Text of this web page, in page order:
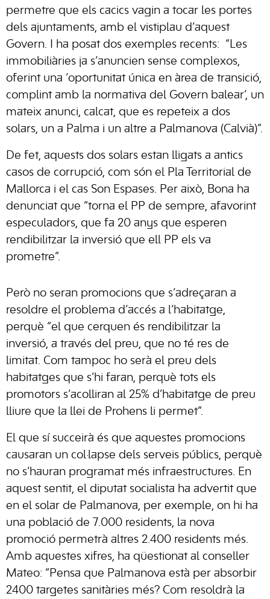
permetre que els cacics vagin a tocar les portes
dels ajuntaments, amb el vistiplau d’aquest
Govern. I ha posat dos exemples recents: “Les
immobiliàries ja s’anuncien sense complexos,
oferint una ‘oportunitat única en àrea de transició,
complint amb la normativa del Govern balear’, un
mateix anunci, calcat, que es repeteix a dos
solars, un a Palma i un altre a Palmanova (Calvià)”.
De fet, aquests dos solars estan lligats a antics
casos de corrupció, com són el Pla Territorial de
Mallorca i el cas Son Espases. Per això, Bona ha
denunciat que “torna el PP de sempre, afavorint
especuladors, que fa 20 anys que esperen
rendibilitzar la inversió que ell PP els va
prometre”.
Però no seran promocions que s’adreçaran a
resoldre el problema d’accés a l’habitatge,
perquè “el que cerquen és rendibilitzar la
inversió, a través del preu, que no té res de
limitat. Com tampoc ho serà el preu dels
habitatges que s’hi faran, perquè tots els
promotors s’acolliran al 25% d’habitatge de preu
lliure que la llei de Prohens li permet”.
El que sí succeirà és que aquestes promocions
causaran un col·lapse dels serveis públics, perquè
no s’hauran programat més infraestructures. En
aquest sentit, el diputat socialista ha advertit que
en el solar de Palmanova, per exemple, on hi ha
una població de 7.000 residents, la nova
promoció permetrà altres 2.400 residents més.
Amb aquestes xifres, ha qüestionat al conseller
Mateo: “Pensa que Palmanova està per absorbir
2400 targetes sanitàries més? Com resoldrà la